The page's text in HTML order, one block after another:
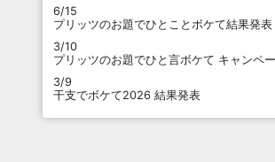
6/15
プリッツのお題でひとことボケて結果発表
3/10
プリッツのお題でひと言ボケて キャンペ
3/9
干支でボケて2026 結果発表